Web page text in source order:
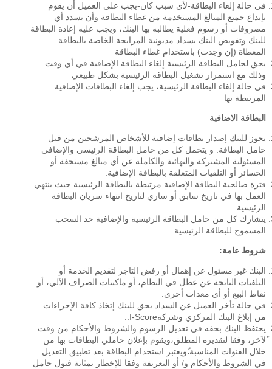
في حالة إلغاء البطاقة-لأي سبب كان-يجب على العميل أن يقوم
بإيداع جميع المبالغ المستخدمة من غطاء البطاقة وأن يسدد أي
مصروفات أو رسوم فعلية يطالبه بها البنك، ويجب عليه إعادة البطاقة
للبنك وتفويض البنك بسداد مديونية المرابحة الخاصة بالبطاقة
المغطاة (إن وجدت) باستخدام غطاء البطاقة
يحق لحامل البطاقة الرئيسية إلغاء البطاقة الإضافية في أي وقت
وذلك مع استمرار تشغيل البطاقة الرئيسية بشكل طبيعي
في حالة إلغاء البطاقة الرئيسية، يجب إلغاء البطاقات الإضافية
المرتبطة بها
البطاقة الاضافية
يجوز للبنك إصدار بطاقات إضافية للأشخاص المرشحين من قبل
حامل البطاقة. و يتحمل كل من حامل البطاقة الرئيسي والإضافي
المسئولية المشتركة والنهائية والكاملة عن أي مبالغ مستحقة أو
الخسائر أو التلفيات المتعلقة بالبطاقة الإضافية.
فترة صالحية البطاقة الإضافية مرتبطة بالبطاقة الرئيسية حيث ينتهي
العمل بها في تاريخ سابق أو ساري لتاريخ انتهاء سريان البطاقة
الرئيسية
يتشارك كل من حامل البطاقة الرئيسية والإضافية حد السحب
المسموح للبطاقة الرئيسية.
شروط عامة:
البنك غير مسئول عن إهمال أو رفض التاجر لتقديم الخدمة أو
التلفيات الناتجة عن عطل في النظام، أو ماكينات الصراف الآلي، أو
نقاط البيع أو أي معدات أخرى.
في حالة تأخر العميل عن السداد يحق للبنك إتخاذ كافة الإجراءات
من إبلاغ البنك المركزي وشركةI-Score..
يحتفظ البنك بحقه في تعديل الرسوم والشروط والأحكام من وقت
ًلآخر، وفقا لتقديره المطلق،ويقوم بإعلان حاملي البطاقات بها من
خلال القنوات المناسبة.ًويعتبر استخدام البطاقة بعد تطبيق التعديل
في الشروط والأحكام و/ أو التعريفة وفقا للإخطار بمثابة قبول حامل